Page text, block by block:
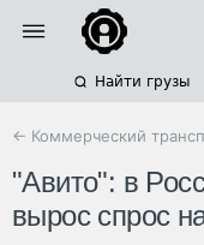
Найти грузы
← Коммерческий
"Авито": в
вырос спрос